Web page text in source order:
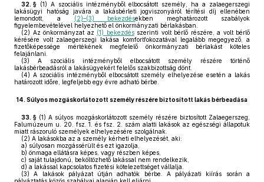
32. § (1) A szociális intézményből elbocsátott személy, ha a zalaegerszegi
lakásügyi hatóság javára a lakásbérleti jogviszonyáról térítési díj ellenében
lemondott, a
(2)–(3) bekezdésekben meghatározott szabályok
figyelembevételével helyezhető el önkormányzati bérlakásban.
(2) Az önkormányzat az (1) bekezdésszerinti volt bérlő részére, a volt bérlő
kérésére volt zalaegerszegi lakása komfortfokozatával legalább megegyező, a
fizetőképessége mértékének megfelelő önkormányzati bérlakást köteles
felajánlani.
(3) A szociális intézményből elbocsátott személy részére történő
lakásbérbeadásról a lakásügyekért felelős szakbizottság dönt.
(4) A szociális intézményből elbocsátott személy elhelyezése esetén a lakás
határozott időre, legfeljebb egy évre adható bérbe.
14. Súlyos mozgáskorlátozott személy részére biztosított lakás bérbeadása
33. § (1) A súlyos mozgáskorlátozott személy részére biztosított Zalaegerszeg,
Falumúzeum u. 20. fsz. 1. és fsz. 2. szám alatti lakások az egészségi állapotuk
miatt rászoruló személyek elhelyezésére szolgálnak.
(2) A lakásokba az a személy kérheti elhelyezését, aki:
a) súlyosan mozgássérült és ezt igazolja,
b) önmaga ellátásra képes, vagy részben képes,
c) saját tulajdonú, beköltözhető lakással nem rendelkezik,
d) a lakással kapcsolatos fizetési kötelezettséget vállalja.
(3) A lakások pályázat útján adhatók bérbe. A pályázati kiírás során a